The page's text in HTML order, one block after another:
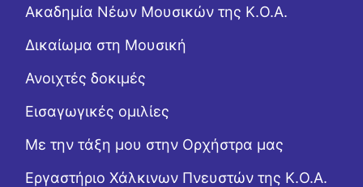
Ακαδημία Νέων Μουσικών της Κ.Ο.Α.
Δικαίωμα στη Μουσική
Ανοιχτές δοκιμές
Εισαγωγικές ομιλίες
Με την τάξη μου στην Ορχήστρα μας
Εργαστήριo Χάλκινων Πνευστών της Κ.Ο.Α.